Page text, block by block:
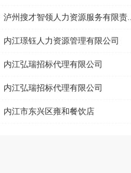
泸州搜才智领人力资源服务有限责...
内江璟钰人力资源管理有限公司
内江弘瑞招标代理有限公司
内江弘瑞招标代理有限公司
内江市东兴区雍和餐饮店